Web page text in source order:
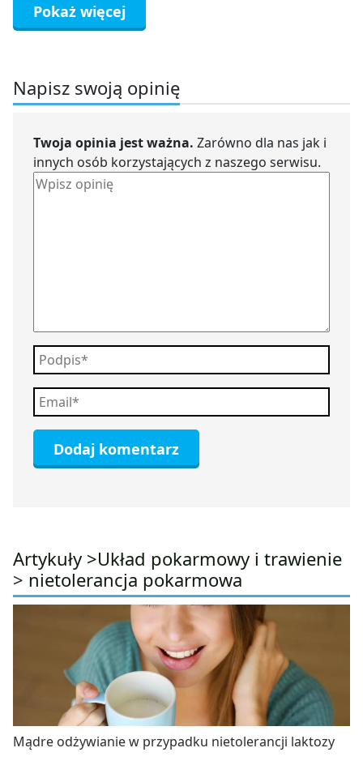
Pokaż więcej
Napisz swoją opinię
Twoja opinia jest ważna. Zarówno dla nas jak i
innych osób korzystających z naszego serwisu.
Artykuły >Układ pokarmowy i trawienie
> nietolerancja pokarmowa
Mądre odżywianie w przypadku nietolerancji laktozy